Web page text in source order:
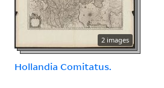
2 images
Hollandia Comitatus.